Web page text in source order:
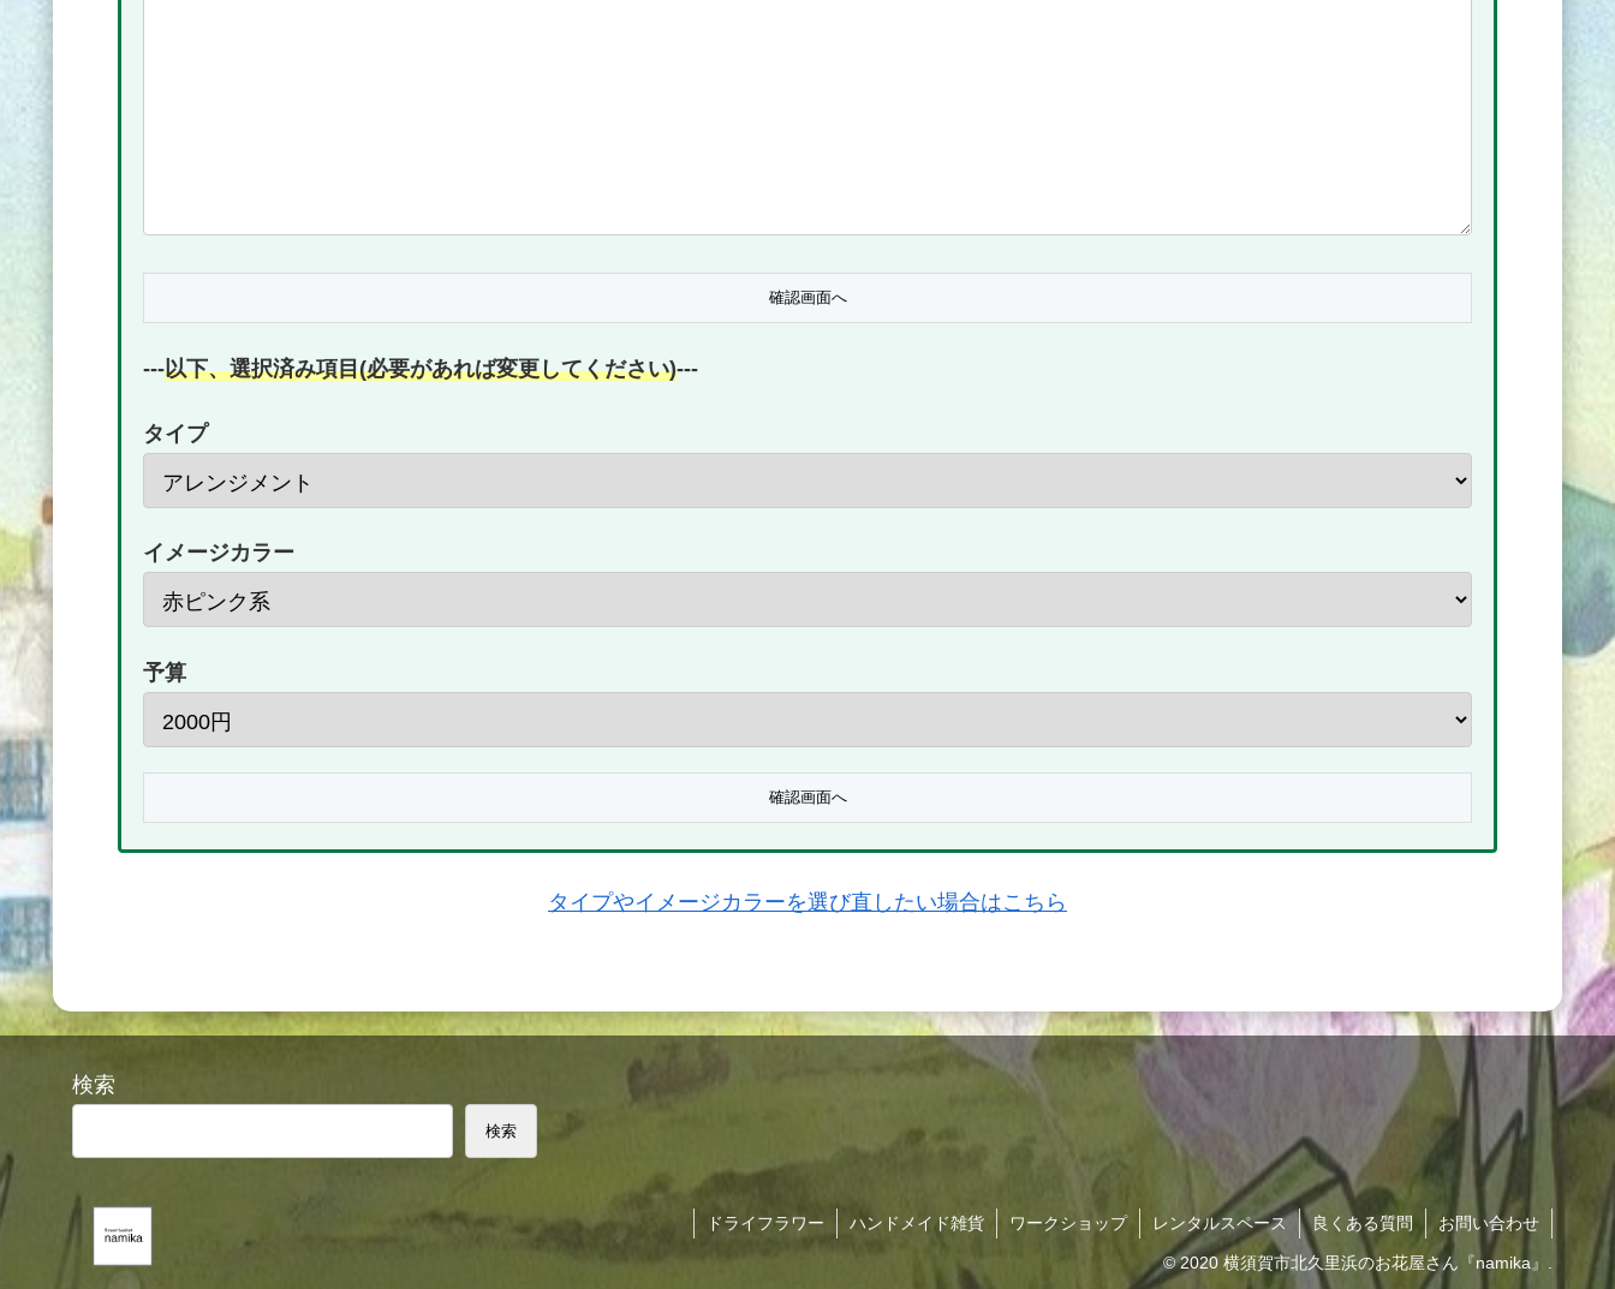
---以下、選択済み項目(必要があれば変更してください)---
タイプ
イメージカラー
予算
タイプやイメージカラーを選び直したい場合はこちら
検索
検索
ドライフラワー ハンドメイド雑貨 ワークショップ レンタルスペース 良くある質問 お問い合わせ
© 2020 横須賀市北久里浜のお花屋さん『namika』.